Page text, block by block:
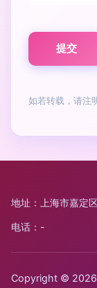
如若转载，请
地址：上海市嘉定
电话：-
Copyright © 2026